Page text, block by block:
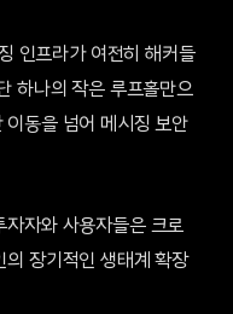
인프라가 여전히 해커들
하나의 작은 루프홀만으
이동을 넘어 메시징 보안
자자와 사용자들은 크로
의 장기적인 생태계 확장